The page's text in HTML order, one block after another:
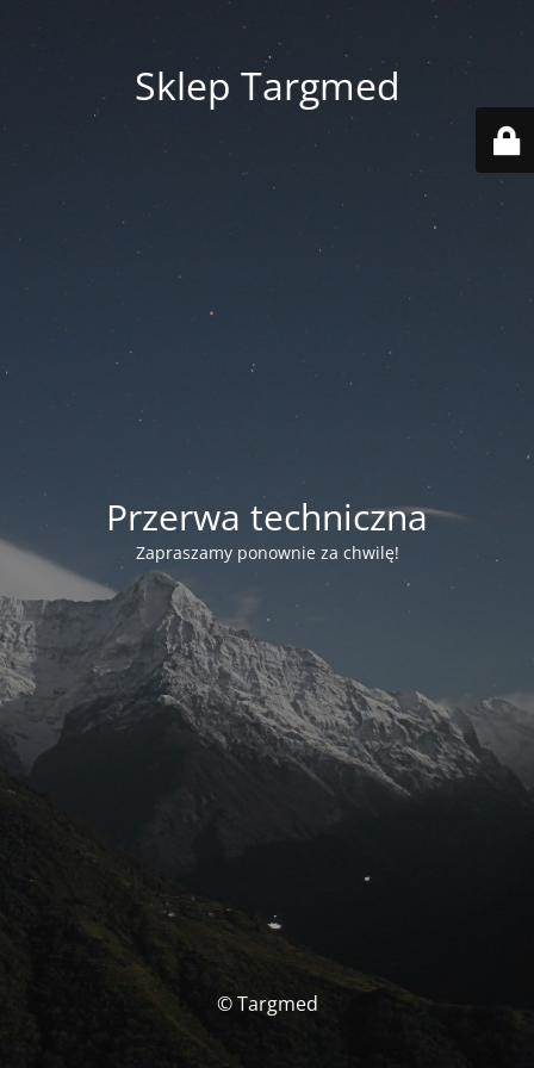
Sklep Targmed
Przerwa techniczna
Zapraszamy ponownie za chwilę!
© Targmed